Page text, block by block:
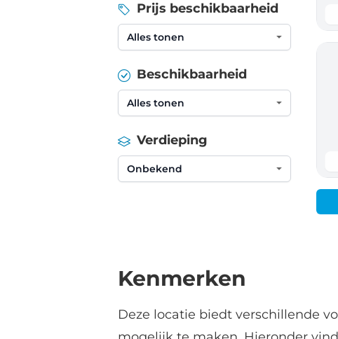
Prijs beschikbaarheid
Beschikbaarheid
Verdieping
Kenmerken
Deze locatie biedt verschillende